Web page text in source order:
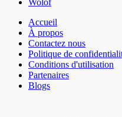
Accueil
À propos
Contactez nous
Politique de
Conditions d'utilisation
Partenaires
Blogs